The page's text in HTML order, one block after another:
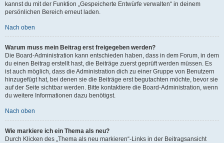
kannst du mit der Funktion „Gespeicherte Entwürfe verwalten“ in deinem
persönlichen Bereich erneut laden.
Nach oben
Warum muss mein Beitrag erst freigegeben werden?
Die Board-Administration kann entschieden haben, dass in dem Forum, in dem
du einen Beitrag erstellt hast, die Beiträge zuerst geprüft werden müssen. Es
ist auch möglich, dass die Administration dich zu einer Gruppe von Benutzern
hinzugefügt hat, bei denen sie die Beiträge erst begutachten möchte, bevor sie
auf der Seite sichtbar werden. Bitte kontaktiere die Board-Administration, wenn
du weitere Informationen dazu benötigst.
Nach oben
Wie markiere ich ein Thema als neu?
Durch Klicken des „Thema als neu markieren“-Links in der Beitragsansicht